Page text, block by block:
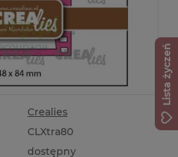
Crealies
CLXtra80
dostępny
Lista życzeń